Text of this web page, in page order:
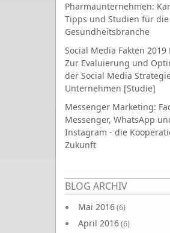
Pharmaunternehmen:
Tipps und Studien für die
Gesundheitsbranche
Social Media Fakten 2019
Zur Evaluierung und
der Social Media
Unternehmen [Studie]
Messenger Marketing:
Messenger, WhatsApp
Instagram - die
Zukunft
BLOG ARCHIV
Mai 2016(6)
April 2016(6)
Seiten